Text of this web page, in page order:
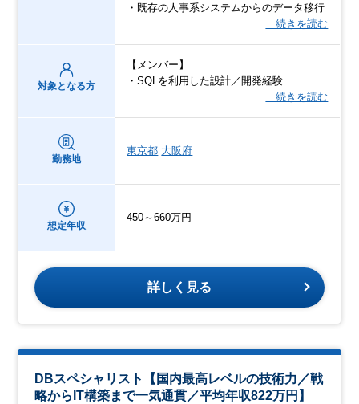
・既存の人事系システムからのデータ移行
…続きを読む
対象となる方
【メンバー】
・SQLを利用した設計／開発経験
…続きを読む
勤務地
東京都 大阪府
想定年収
450～660万円
詳しく見る
DBスペシャリスト【国内最高レベルの技術力／戦
略からIT構築まで一気通貫／平均年収822万円】